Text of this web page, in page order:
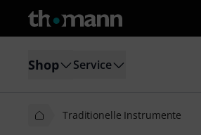
Shop Service
Traditionelle Instrumente